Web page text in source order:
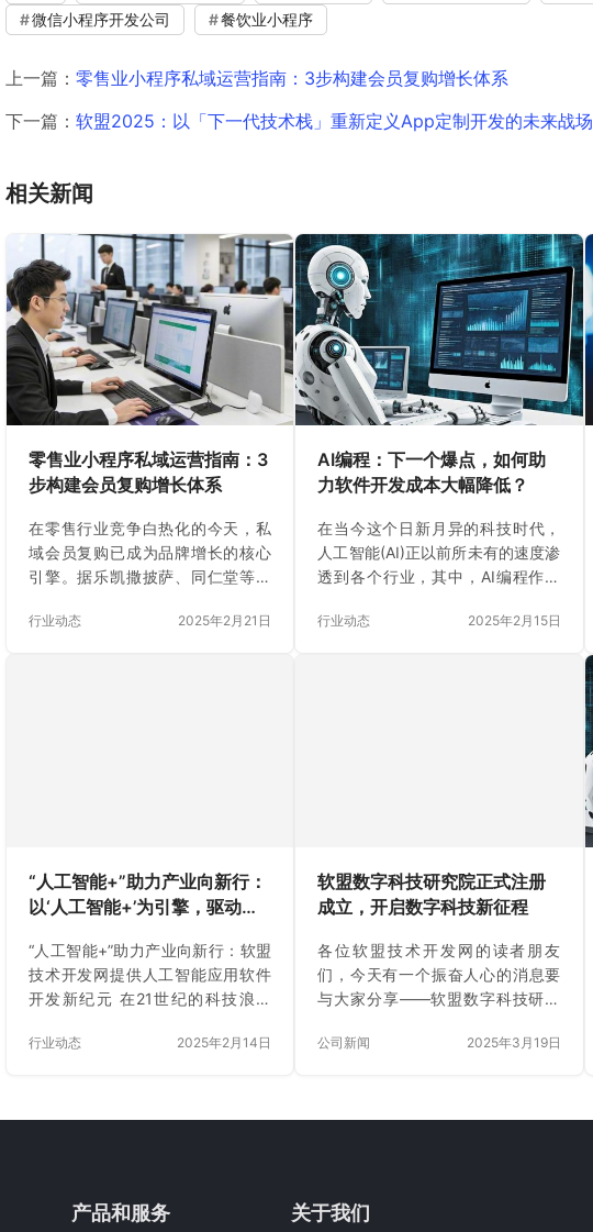
微信小程序开发公司
餐饮业小程序
上一篇： 零售业小程序私域运营指南：3步构建会员复购增长体系
下一篇： 软盟2025：以「下一代技术栈」重新定义App定制开发的未来战场
相关新闻
零售业小程序私域运营指南：3
步构建会员复购增长体系
在零售行业竞争白热化的今天，私
域会员复购已成为品牌增长的核心
引擎。据乐凯撒披萨、同仁堂等品
并结合精细化运营策略，会员复购
差异化权益（如黄金会员享免费配
送、黑…
行业动态 2025年2月21日
AI编程：下一个爆点，如何助
力软件开发成本大幅降低？
在当今这个日新月异的科技时代，
人工智能(AI)正以前所未有的速度渗
透到各个行业，其中，AI编程作为
发领域的下一个爆点。本文将深入
者的手动编写工作。例如，开发者
只需通过自然语言描述…
行业动态 2025年2月15日
“人工智能+”助力产业向新行：
以‘人工智能+’为引擎，驱动产
“人工智能+”助力产业向新行：软盟
技术开发网提供人工智能应用软件
开发新纪元 在21世纪的科技浪潮
阻挡的力量，正以前所未有的速度
控，人工智能已经渗透到我们生活
借其深厚的技术底蕴和前瞻性的市
行业动态 2025年2月14日
软盟数字科技研究院正式注册
成立，开启数字科技新征程
各位软盟技术开发网的读者朋友
们，今天有一个振奋人心的消息要
与大家分享——软盟数字科技研究
Technology Research Institute，
的辉煌篇章！ 在科技浪潮汹涌澎湃
瞻性的战略眼光成立了软盟数字科
公司新闻 2025年3月19日
产品和服务 关于我们